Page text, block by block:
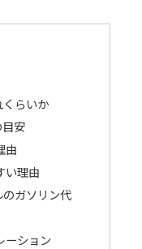
らいか
安
由
い理由
ガソリン代
ーション